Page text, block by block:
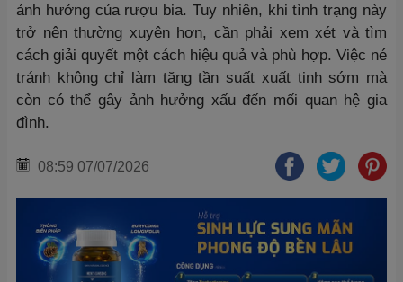
ảnh hưởng của rượu bia. Tuy nhiên, khi tình trạng này
trở nên thường xuyên hơn, cần phải xem xét và tìm
cách giải quyết một cách hiệu quả và phù hợp. Việc né
tránh không chỉ làm tăng tần suất xuất tinh sớm mà
còn có thể gây ảnh hưởng xấu đến mối quan hệ gia
đình.
08:59 07/07/2026